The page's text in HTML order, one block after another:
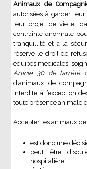
Animaux de
autorisées à garder
leur projet de vie et
contrainte anormale
tranquillité et à la
réserve le droit de
équipes médicales,
Article 30 de l’arrêté
d’animaux de
interdite à l’exception
toute présence animale
Accepter les animaux
est donc une
peut être
hospitalière,